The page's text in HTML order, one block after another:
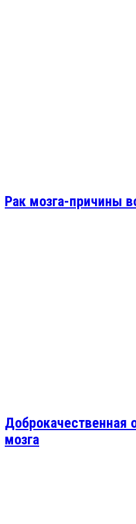
Рак мозга-причины
Доброкачественная
мозга